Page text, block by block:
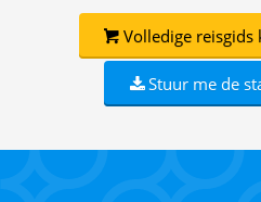
Volledige
Stuur me de